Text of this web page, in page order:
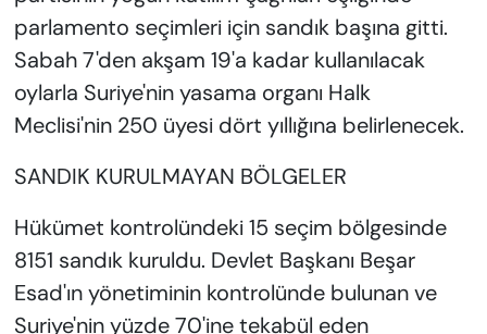
parlamento seçimleri için sandık başına gitti.
Sabah 7'den akşam 19'a kadar kullanılacak
oylarla Suriye'nin yasama organı Halk
Meclisi'nin 250 üyesi dört yıllığına belirlenecek.
SANDIK KURULMAYAN BÖLGELER
Hükümet kontrolündeki 15 seçim bölgesinde
8151 sandık kuruldu. Devlet Başkanı Beşar
Esad'ın yönetiminin kontrolünde bulunan ve
Suriye'nin yüzde 70'ine tekabül eden